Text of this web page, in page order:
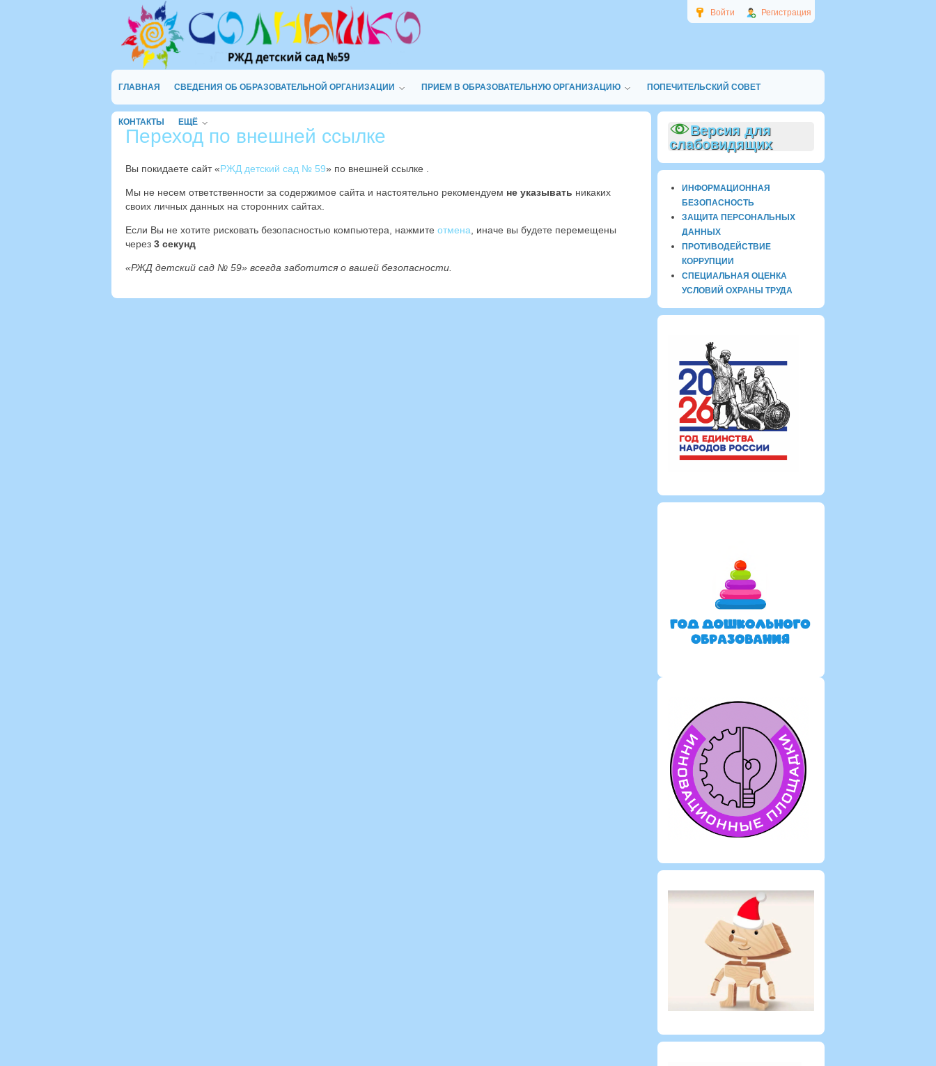
Войти Регистрация
ГЛАВНАЯ СВЕДЕНИЯ ОБ ОБРАЗОВАТЕЛЬНОЙ ОРГАНИЗАЦИИ ПРИЕМ В ОБРАЗОВАТЕЛЬНУЮ ОРГАНИЗАЦИЮ ПОПЕЧИТЕЛЬСКИЙ СОВЕТ
КОНТАКТЫ ЕЩЁ
Переход по внешней ссылке
Вы покидаете сайт «РЖД детский сад № 59» по внешней ссылке
Мы не несем ответственности за содержимое сайта и настоятельно рекомендуем не указывать никаких
своих личных данных на сторонних сайтах.
Если Вы не хотите рисковать безопасностью компьютера, нажмите отмена , иначе вы будете перемещены
через 2 секунд
«РЖД детский сад № 59» всегда заботится о вашей безопасности.
Версия для
слабовидящих
ИНФОРМАЦИОННАЯ
БЕЗОПАСНОСТЬ
ЗАЩИТА ПЕРСОНАЛЬНЫХ
ДАННЫХ
ПРОТИВОДЕЙСТВИЕ
КОРРУПЦИИ
СПЕЦИАЛЬНАЯ ОЦЕНКА
УСЛОВИЙ ОХРАНЫ ТРУДА